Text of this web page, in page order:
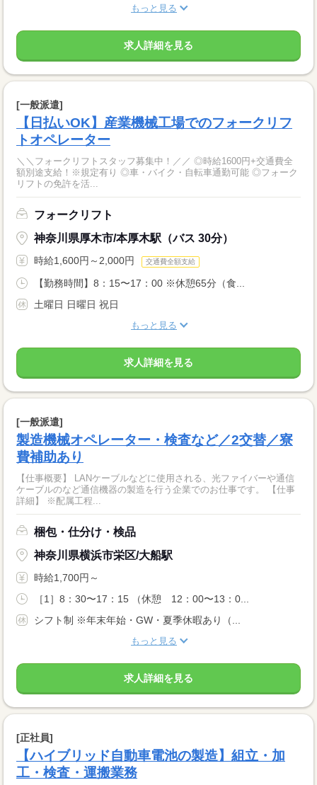
もっと見る
求人詳細を見る
[一般派遣]
【日払いOK】産業機械工場でのフォークリフ
トオペレーター
＼＼フォークリフトスタッフ募集中！／／ ◎時給1600円+交通費全
額別途支給！※規定有り ◎車・バイク・自転車通勤可能 ◎フォーク
リフトの免許を活...
フォークリフト
神奈川県厚木市/本厚木駅（バス 30分）
時給1,600円～2,000円 交通費全額支給
【勤務時間】8：15〜17：00 ※休憩65分（食...
土曜日 日曜日 祝日
もっと見る
求人詳細を見る
[一般派遣]
製造機械オペレーター・検査など／2交替／寮
費補助あり
【仕事概要】 LANケーブルなどに使用される、光ファイバーや通信
ケーブルのなど通信機器の製造を行う企業でのお仕事です。 【仕事
詳細】 ※配属工程...
梱包・仕分け・検品
神奈川県横浜市栄区/大船駅
時給1,700円～
［1］8：30〜17：15 （休憩 12：00〜13：0...
シフト制 ※年末年始・GW・夏季休暇あり（...
もっと見る
求人詳細を見る
[正社員]
【ハイブリッド自動車電池の製造】組立・加
工・検査・運搬業務